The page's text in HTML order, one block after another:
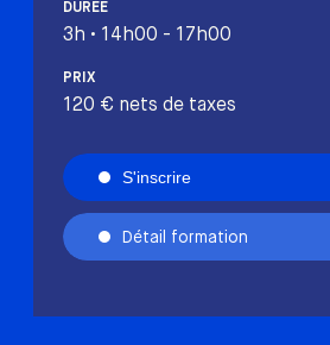
DURÉE
3h • 14h00 - 17h00
PRIX
120 € nets de taxes
S'inscrire
Détail formation